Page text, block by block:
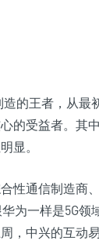
的王者，从最
的受益者。其
显。
性通信制造商
为一样是5G领
，中兴的互动